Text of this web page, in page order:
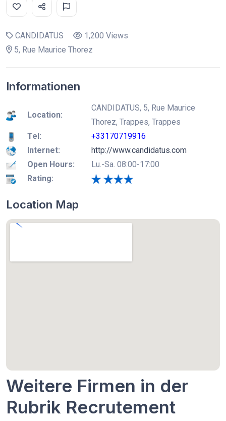
CANDIDATUS
1,200 Views
5, Rue Maurice Thorez
Informationen
Location:
CANDIDATUS, 5, Rue Maurice
Thorez, Trappes, Trappes
Tel:
+33170719916
Internet:
http://www.candidatus.com
Open Hours:
Lu.-Sa. 08:00-17:00
Rating:
Location Map
Weitere Firmen in der
Rubrik Recrutement